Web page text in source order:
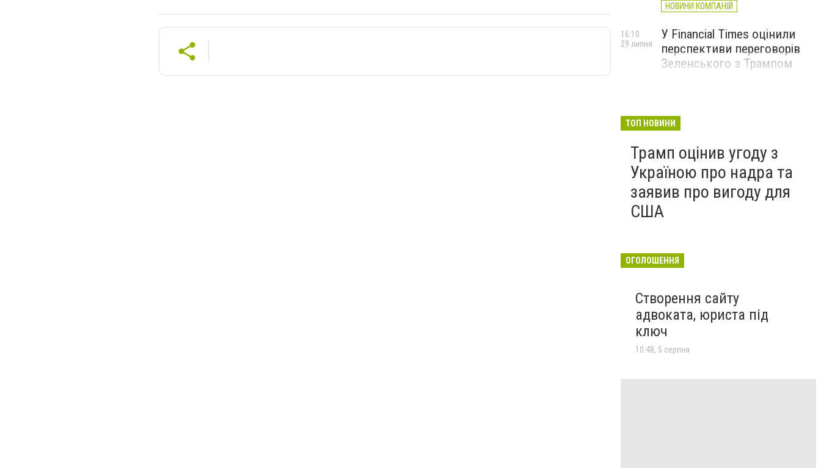
НОВИНИ КОМПАНІЙ
У Financial Times оцінили
перспективи переговорів
Зеленського з Трампом
16:10
29 липня
ТОП НОВИНИ
Трамп оцінив угоду з
Україною про надра та
заявив про вигоду для
США
ОГОЛОШЕННЯ
Створення сайту
адвоката, юриста під
ключ
10:48, 5 серпня